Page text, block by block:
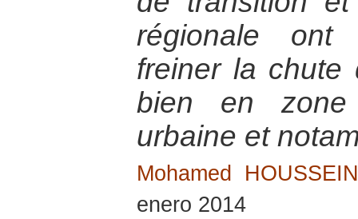
régionale
freiner la chute
bien en zone
urbaine et
Mohamed
enero 2014